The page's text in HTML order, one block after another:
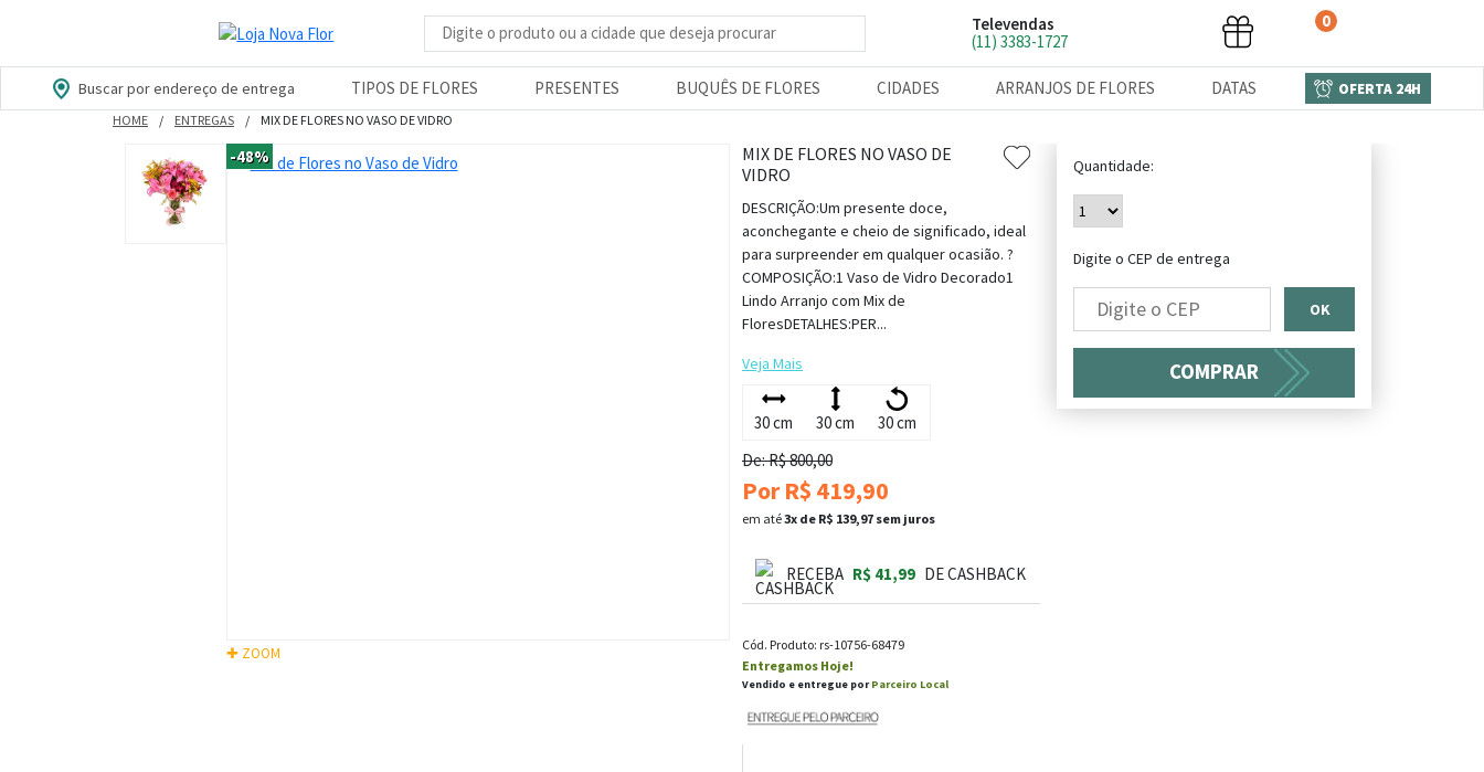
Busca de produtos
Televendas
(11) 3383-1727
0
Buscar por endereço de entrega TIPOS DE FLORES PRESENTES BUQUÊS DE FLORES CIDADES ARRANJOS DE FLORES DATAS OFERTA 24H
HOME ENTREGAS MIX DE FLORES NO VASO DE VIDRO
✚ ZOOM
-48%
MIX DE FLORES NO VASO DE
VIDRO
DESCRIÇÃO:Um presente doce,
aconchegante e cheio de significado, ideal
para surpreender em qualquer ocasião. ?
COMPOSIÇÃO:1 Vaso de Vidro Decorado1
Lindo Arranjo com Mix de
FloresDETALHES:PER...
Veja Mais
30 cm 30 cm
30 cm
De: R$ 800,00
Por R$ 419,90
em até3x de R$ 139,97 sem juros
RECEBA R$ 41,99 DE CASHBACK
Cód. Produto: rs-10756-68479
Entregamos Hoje!
Vendido e entregue porParceiro Local
Quantidade:
Digite o CEP de entrega
OK
COMPRAR